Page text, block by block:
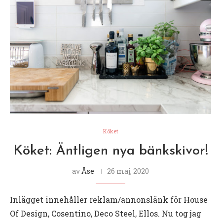
Köket
Köket: Äntligen nya bänkskivor!
av Åse 26 maj, 2020
Inlägget innehåller reklam/annonslänk för House
Of Design, Cosentino, Deco Steel, Ellos. Nu tog jag